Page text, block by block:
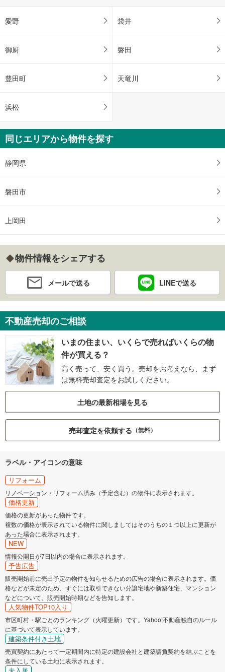
愛野 袋井
御厨 磐田
豊田町 天竜川
浜松
同じエリアから物件を探す
静岡県
磐田市
上岡田
物件情報をシェアする
メールで送る LINEで送る
不動産売却のご相談
いまの住まい、いくらで売ればいくらの物
件が買える？
高く売って、安く買う。売却をお考えなら、まず
は無料売却査定をお試しください。
土地の最新相場を見る
売却査定を依頼する （無料）
ラベル・アイコンの意味
リフォーム
リノベーション・リフォーム済み（予定含む）の物件に表示されます。
価格更新
価格の更新があった物件です。
複数の価格が表示されている物件に関しましてはそのうちの１つ以上に更新が
あった場合に表示されます。
NEW
情報公開日が7日以内の場合に表示されます。
予告広告
販売開始前に売出予定の物件を知らせるための広告の場合に表示されます。価
格などが未定のため、すぐには取引できない分譲宅地や新築住宅、マンション
などについて、販売開始時期などを告知します。
人気物件TOP10入り
市区町村・駅ごとのランキング（火曜更新）です。Yahoo!不動産独自のルール
に基づいて表示しています。
建築条件付き土地
売買契約にあたって一定期間内に特定の建設会社と建築請負契約を結ぶことを
条件にしている土地に表示されます。